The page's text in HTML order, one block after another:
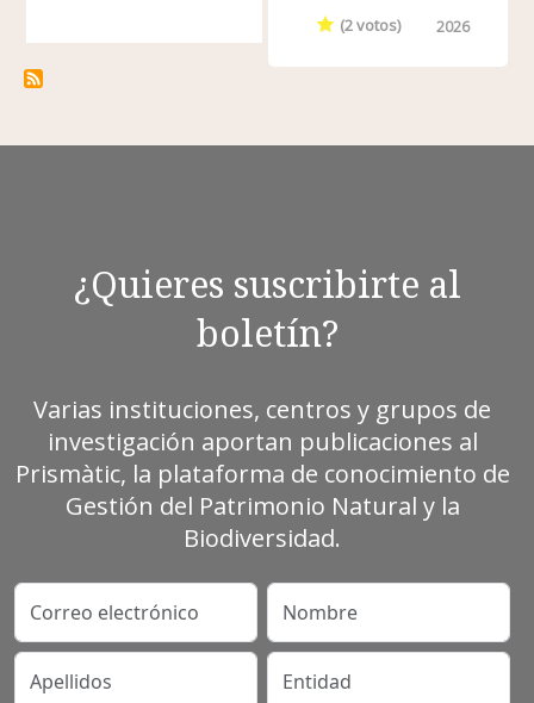
(2votos) 2026
¿Quieres suscribirte al
boletín?
Varias instituciones, centros y grupos de
investigación aportan publicaciones al
Prismàtic, la plataforma de conocimiento de
Gestión del Patrimonio Natural y la
Biodiversidad.
Correo electrónico Nombre
Apellidos Entidad